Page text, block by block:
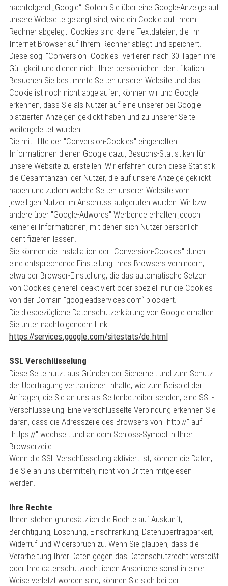
nachfolgend „Google“. Sofern Sie über eine Google-Anzeige auf
unsere Webseite gelangt sind, wird ein Cookie auf Ihrem
Rechner abgelegt. Cookies sind kleine Textdateien, die Ihr
Internet-Browser auf Ihrem Rechner ablegt und speichert.
Diese sog. "Conversion- Cookies" verlieren nach 30 Tagen ihre
Gültigkeit und dienen nicht Ihrer persönlichen Identifikation.
Besuchen Sie bestimmte Seiten unserer Website und das
Cookie ist noch nicht abgelaufen, können wir und Google
erkennen, dass Sie als Nutzer auf eine unserer bei Google
platzierten Anzeigen geklickt haben und zu unserer Seite
weitergeleitet wurden.
Die mit Hilfe der "Conversion-Cookies" eingeholten
Informationen dienen Google dazu, Besuchs-Statistiken für
unsere Website zu erstellen. Wir erfahren durch diese Statistik
die Gesamtanzahl der Nutzer, die auf unsere Anzeige geklickt
haben und zudem welche Seiten unserer Website vom
jeweiligen Nutzer im Anschluss aufgerufen wurden. Wir bzw.
andere über "Google-Adwords" Werbende erhalten jedoch
keinerlei Informationen, mit denen sich Nutzer persönlich
identifizieren lassen.
Sie können die Installation der "Conversion-Cookies" durch
eine entsprechende Einstellung Ihres Browsers verhindern,
etwa per Browser-Einstellung, die das automatische Setzen
von Cookies generell deaktiviert oder speziell nur die Cookies
von der Domain "googleadservices.com“ blockiert.
Die diesbezügliche Datenschutzerklärung von Google erhalten
Sie unter nachfolgendem Link:
https://services.google.com/sitestats/de.html
SSL Verschlüsselung
Diese Seite nutzt aus Gründen der Sicherheit und zum Schutz
der Übertragung vertraulicher Inhalte, wie zum Beispiel der
Anfragen, die Sie an uns als Seitenbetreiber senden, eine SSL-
Verschlüsselung. Eine verschlüsselte Verbindung erkennen Sie
daran, dass die Adresszeile des Browsers von "http://" auf
"https://" wechselt und an dem Schloss-Symbol in Ihrer
Browserzeile.
Wenn die SSL Verschlüsselung aktiviert ist, können die Daten,
die Sie an uns übermitteln, nicht von Dritten mitgelesen
werden.
Ihre Rechte
Ihnen stehen grundsätzlich die Rechte auf Auskunft,
Berichtigung, Löschung, Einschränkung, Datenübertragbarkeit,
Widerruf und Widerspruch zu. Wenn Sie glauben, dass die
Verarbeitung Ihrer Daten gegen das Datenschutzrecht verstößt
oder Ihre datenschutzrechtlichen Ansprüche sonst in einer
Weise verletzt worden sind, können Sie sich bei der